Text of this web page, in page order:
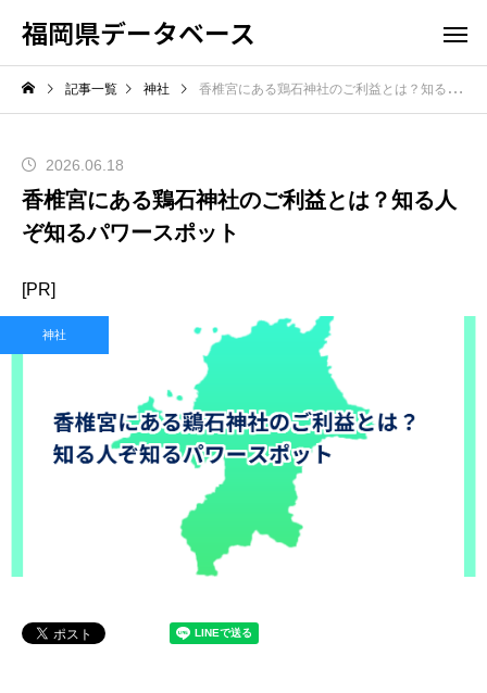
福岡県データベース
記事一覧 神社 香椎宮にある鶏石神社のご利益とは？知る人ぞ知るパワースポット
2026.06.18
香椎宮にある鶏石神社のご利益とは？知る人
ぞ知るパワースポット
[PR]
神社